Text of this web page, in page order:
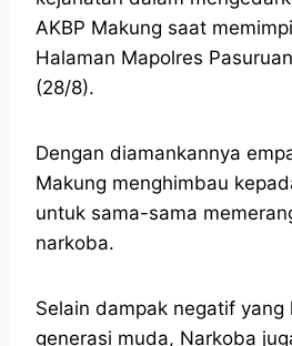
AKBP Makung saat
Halaman Mapolres
(28/8).
Dengan diamankannya
Makung menghimbau
untuk sama-sama
narkoba.
Selain dampak negatif yang
generasi muda, Narkoba